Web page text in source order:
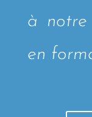
à notre
en